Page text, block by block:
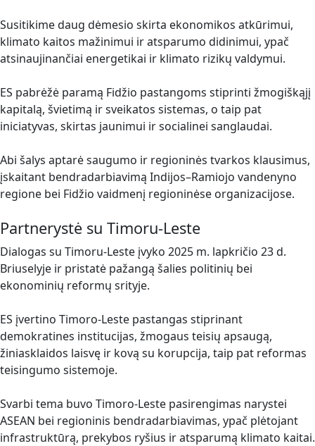
Susitikime daug dėmesio skirta ekonomikos atkūrimui,
klimato kaitos mažinimui ir atsparumo didinimui, ypač
atsinaujinančiai energetikai ir klimato rizikų valdymui.
ES pabrėžė paramą Fidžio pastangoms stiprinti žmogiškąjį
kapitalą, švietimą ir sveikatos sistemas, o taip pat
iniciatyvas, skirtas jaunimui ir socialinei sanglaudai.
Abi šalys aptarė saugumo ir regioninės tvarkos klausimus,
įskaitant bendradarbiavimą Indijos–Ramiojo vandenyno
regione bei Fidžio vaidmenį regioninėse organizacijose.
Partnerystė su Timoru-Leste
Dialogas su Timoru-Leste įvyko 2025 m. lapkričio 23 d.
Briuselyje ir pristatė pažangą šalies politinių bei
ekonominių reformų srityje.
ES įvertino Timoro-Leste pastangas stiprinant
demokratines institucijas, žmogaus teisių apsaugą,
žiniasklaidos laisvę ir kovą su korupcija, taip pat reformas
teisingumo sistemoje.
Svarbi tema buvo Timoro-Leste pasirengimas narystei
ASEAN bei regioninis bendradarbiavimas, ypač plėtojant
infrastruktūrą, prekybos ryšius ir atsparumą klimato kaitai.